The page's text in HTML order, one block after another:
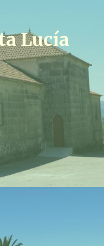
Lucía